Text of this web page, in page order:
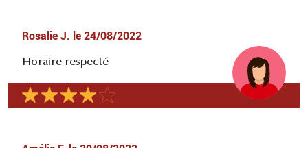
Rosalie J. le 24/08/2022
Horaire respecté